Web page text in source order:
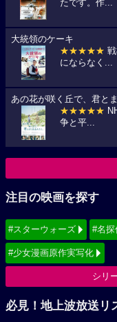
たです。作...
大統領のケーキ
★★★★★
にならなく...
あの花が咲く丘で、君と
★★★★★
争と平...
注目の映画を探す
#スターウォーズ #名探
#少女漫画原作実写化
シリ
必見！地上波放送リ